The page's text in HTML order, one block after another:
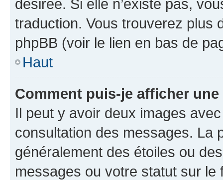
désirée. Si elle n’existe pas,
traduction. Vous trouverez plus
phpBB (voir le lien en bas de
Haut
Comment puis-je afficher
Il peut y avoir deux images
consultation des messages. La
généralement des étoiles ou
messages ou votre statut sur